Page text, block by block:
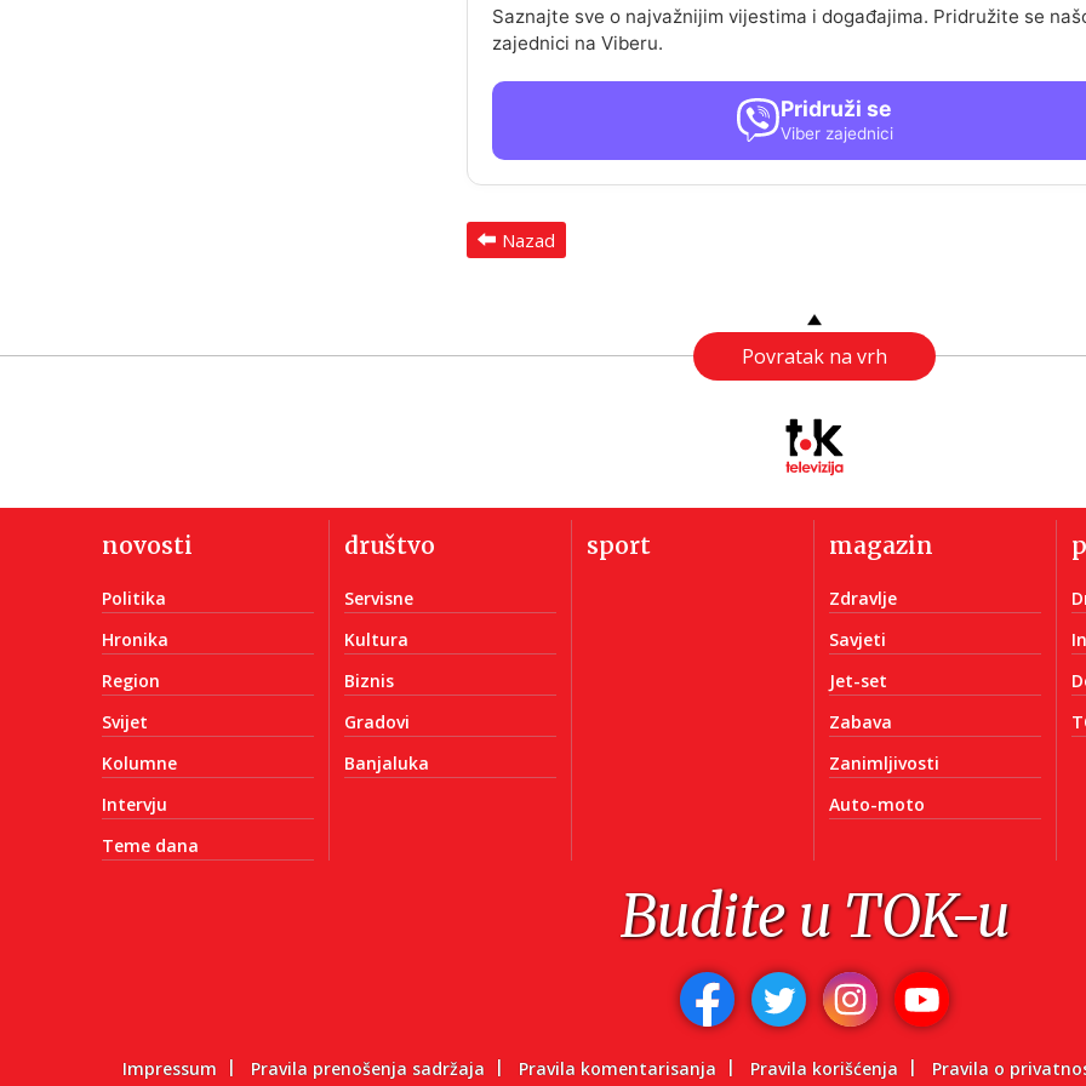
Saznajte sve o najvažnijim vijestima i događajima. Pridružite se
zajednici na Viberu.
Pridruži se
Viber zajednici
Nazad
Povratak na vrh
novosti
Politika
Hronika
Region
Svijet
Kolumne
Intervju
Teme dana
društvo
Servisne
Kultura
Biznis
Gradovi
Banjaluka
sport magazin
Zdravlje
Savjeti
Jet-set
Zabava
Zanimljivosti
Auto-moto
Budite u TOK-u
Impressum Pravila prenošenja sadržaja Pravila komentarisanja Pravila korišćenja Pravila o